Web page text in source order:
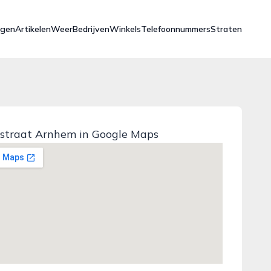
ArtikelenWeerBedrijvenWinkelsTelefoonnummersStraten
Arnhem in Google Maps